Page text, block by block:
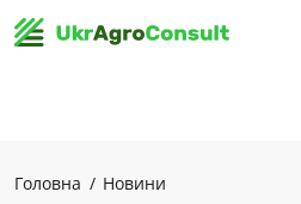
Головна Новини